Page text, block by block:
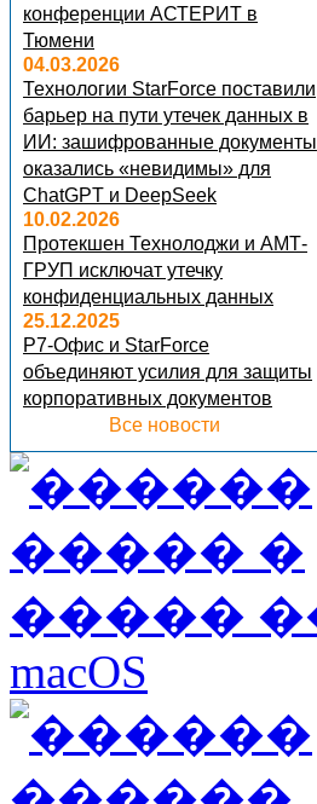
конференции АСТЕРИТ в
Тюмени
04.03.2026
Технологии StarForce поставили
барьер на пути утечек данных в
ИИ: зашифрованные документы
оказались «невидимы» для
ChatGPT и DeepSeek
10.02.2026
Протекшен Технолоджи и АМТ-
ГРУП исключат утечку
конфиденциальных данных
25.12.2025
Р7-Офис и StarForce
объединяют усилия для защиты
корпоративных документов
Все новости